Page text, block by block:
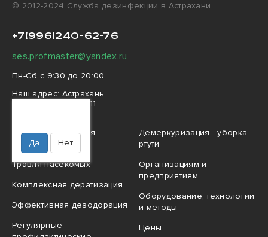
© 2012-2024 Cлужба дезинфекции в Астрахани
+7(996)240-62-76
ses.profmaster@yandex.ru
Пн-Сб с 9:30 до 20:00
Наш адрес: Астрахань
Да Нет
улица Огарёва, 12/11
Профессиональная
дезинфекция
Травля насекомых
Комплексная дератизация
Эффективная дезодорация
Регулярные
Демеркуризация - уборка
ртути
Организациям и
предприятиям
Оборудование, технологии
и методы
Цены